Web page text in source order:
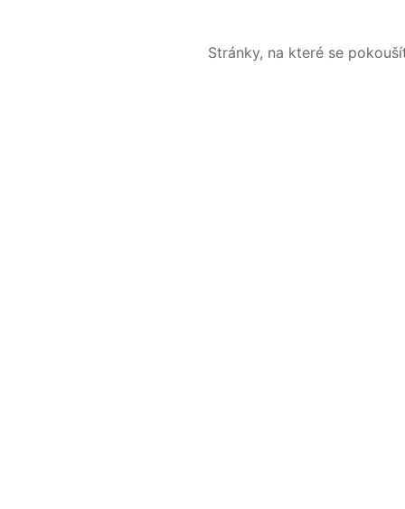
Stránky, na které se